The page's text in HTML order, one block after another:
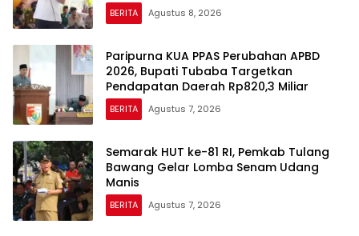
BERITA Agustus 8, 2026
Paripurna KUA PPAS Perubahan APBD
2026, Bupati Tubaba Targetkan
Pendapatan Daerah Rp820,3 Miliar
BERITA Agustus 7, 2026
Semarak HUT ke-81 RI, Pemkab Tulang
Bawang Gelar Lomba Senam Udang
Manis
BERITA Agustus 7, 2026